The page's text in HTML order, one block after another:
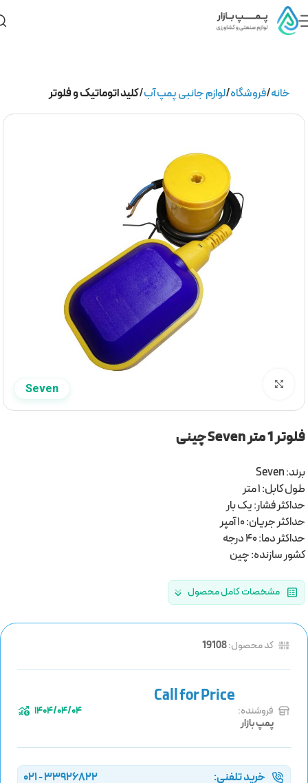
خانه فروشگاه لوازم جانبی پمپ آب کلید اتوماتیک و فلوتر
Seven
فلوتر 1 متر Seven چینی
برند: Seven
طول کابل: 1 متر
حداکثر فشار: یک بار
حداکثر جریان: 10 آمپر
حداکثر دما: 40 درجه
کشور سازنده: چین
مشخصات کامل محصول
کد محصول:19108
فروشنده:
پمپ بازار
1404/04/04
خرید تلفنی: 33926822 - 021